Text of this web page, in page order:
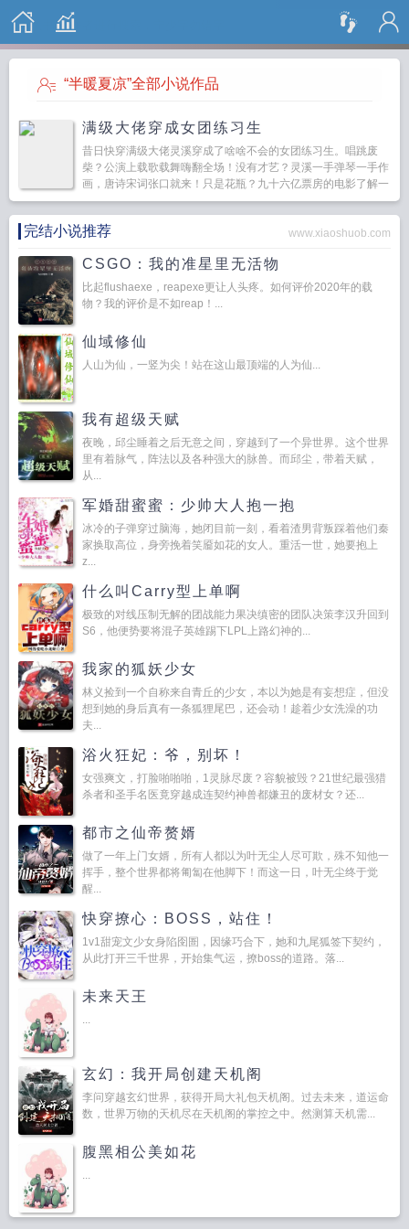
搜 索
“半暖夏凉”全部小说作品
满级大佬穿成女团练习生
昔日快穿满级大佬灵溪穿成了啥啥不会的女团练习生。唱跳废
柴？公演上载歌载舞嗨翻全场！没有才艺？灵溪一手弹琴一手作
画，唐诗宋词张口就来！只是花瓶？九十六亿票房的电影了解一
下！看我不爽？文的武的随便来，能赢，我灵溪两字倒着写！弹
幕每日...
完结小说推荐 www.xiaoshuob.com
CSGO：我的准星里无活物
比起flushaexe，reapexe更让人头疼。如何评价2020年的载
物？我的评价是不如reap！...
仙域修仙
人山为仙，一竖为尖！站在这山最顶端的人为仙...
我有超级天赋
夜晚，邱尘睡着之后无意之间，穿越到了一个异世界。这个世界
里有着脉气，阵法以及各种强大的脉兽。而邱尘，带着天赋，
从...
军婚甜蜜蜜：少帅大人抱一抱
冰冷的子弹穿过脑海，她闭目前一刻，看着渣男背叛踩着他们秦
家换取高位，身旁挽着笑靥如花的女人。重活一世，她要抱上
z...
什么叫Carry型上单啊
极致的对线压制无解的团战能力果决缜密的团队决策李汉升回到
S6，他便势要将混子英雄踢下LPL上路幻神的...
我家的狐妖少女
林义捡到一个自称来自青丘的少女，本以为她是有妄想症，但没
想到她的身后真有一条狐狸尾巴，还会动！趁着少女洗澡的功
夫...
浴火狂妃：爷，别坏！
女强爽文，打脸啪啪啪，1灵脉尽废？容貌被毁？21世纪最强猎
杀者和圣手名医竟穿越成连契约神兽都嫌丑的废材女？还...
都市之仙帝赘婿
做了一年上门女婿，所有人都以为叶无尘人尽可欺，殊不知他一
挥手，整个世界都将匍匐在他脚下！而这一日，叶无尘终于觉
醒...
快穿撩心：BOSS，站住！
1v1甜宠文少女身陷囹圄，因缘巧合下，她和九尾狐签下契约，
从此打开三千世界，开始集气运，撩boss的道路。落...
未来天王
...
玄幻：我开局创建天机阁
李问穿越玄幻世界，获得开局大礼包天机阁。过去未来，道运命
数，世界万物的天机尽在天机阁的掌控之中。然测算天机需...
腹黑相公美如花
...